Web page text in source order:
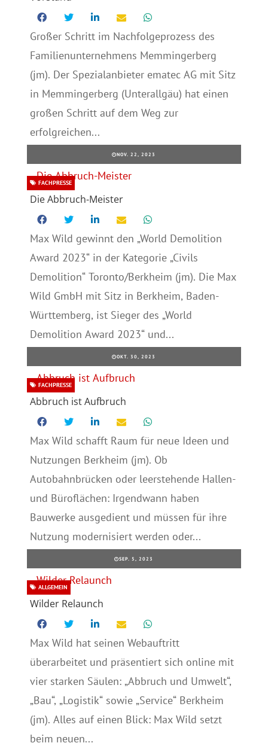
Großer Schritt im Nachfolgeprozess des
Familienunternehmens Memmingerberg
(jm). Der Spezialanbieter ematec AG mit Sitz
in Memmingerberg (Unterallgäu) hat einen
großen Schritt auf dem Weg zur
erfolgreichen...
NOV. 22, 2023
Die Abbruch-Meister
FACHPRESSE
Max Wild gewinnt den „World Demolition
Award 2023“ in der Kategorie „Civils
Demolition“ Toronto/Berkheim (jm). Die Max
Wild GmbH mit Sitz in Berkheim, Baden-
Württemberg, ist Sieger des „World
Demolition Award 2023“ und...
OKT. 30, 2023
Abbruch ist Aufbruch
FACHPRESSE
Max Wild schafft Raum für neue Ideen und
Nutzungen Berkheim (jm). Ob
Autobahnbrücken oder leerstehende Hallen-
und Büroflächen: Irgendwann haben
Bauwerke ausgedient und müssen für ihre
Nutzung modernisiert werden oder...
SEP. 5, 2023
Wilder Relaunch
ALLGEMEIN
Max Wild hat seinen Webauftritt
überarbeitet und präsentiert sich online mit
vier starken Säulen: „Abbruch und Umwelt“,
„Bau“, „Logistik“ sowie „Service“ Berkheim
(jm). Alles auf einen Blick: Max Wild setzt
beim neuen...